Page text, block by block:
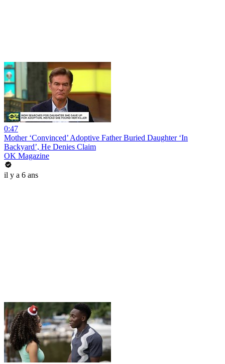
0:47
Mother ‘Convinced’ Adoptive Father Buried Daughter ‘In
Backyard’, He Denies Claim
OK Magazine
il y a 6 ans